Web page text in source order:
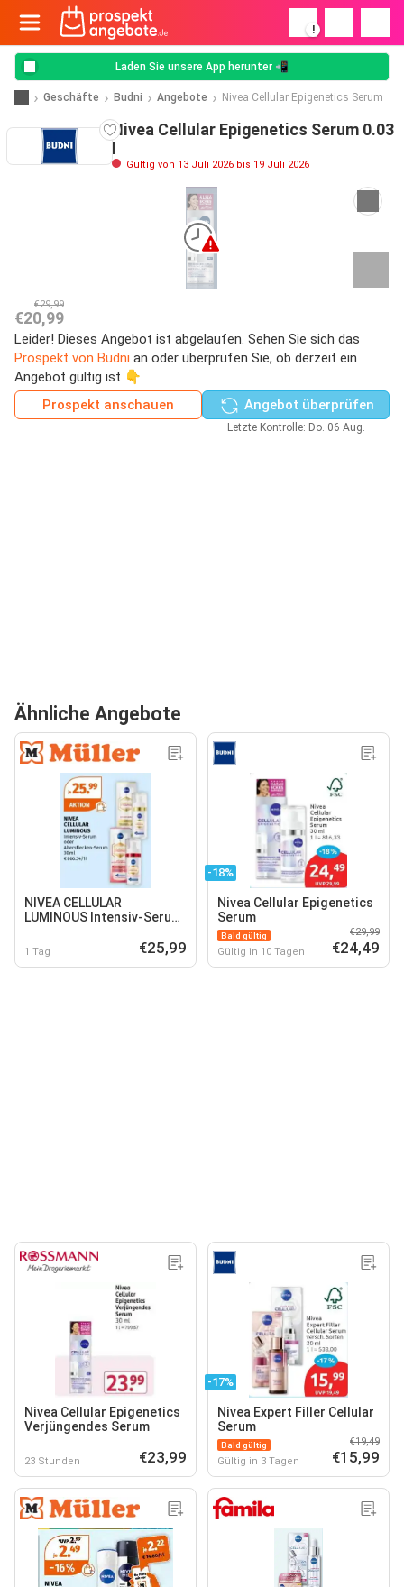
!
Laden Sie unsere App herunter 📲
Geschäfte Budni Angebote Nivea Cellular Epigenetics Serum
Nivea Cellular Epigenetics Serum 0.03
Gültig von 13 Juli 2026 bis 19 Juli 2026
€29,99
€20,99
Leider! Dieses Angebot ist abgelaufen. Sehen Sie sich das
Prospekt von Budni an oder überprüfen Sie, ob derzeit ein
Angebot gültig ist 👇
Prospekt anschauen
Angebot überprüfen
Letzte Kontrolle: Do. 06 Aug.
Ähnliche Angebote
NIVEA CELLULAR
LUMINOUS Intensiv-Serum
1 Tag €25,99
-18%
Nivea Cellular Epigenetics
Serum
Bald gültig
Gültig in 10 Tagen
€29,99
€24,49
Nivea Cellular Epigenetics
Verjüngendes Serum
23 Stunden €23,99
-17%
Nivea Expert Filler Cellular
Serum
Bald gültig
Gültig in 3 Tagen
€19,49
€15,99